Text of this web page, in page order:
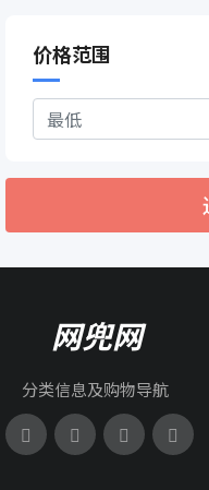
价格范围
网兜网
分类信息及购物导航